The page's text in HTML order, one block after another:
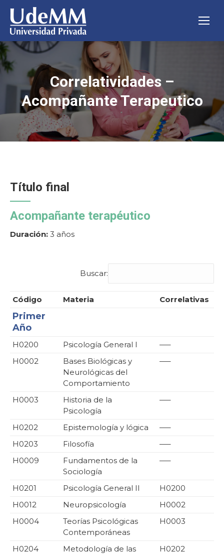
Correlatividades –
Acompañante Terapeutico
Estás aquí:
Título final
Acompañante terapéutico
Duración: 3 años
Buscar:
Código Materia Correlativas
Primer
Año
H0200 Psicología General I
—–
H0002
Bases Biológicas y
Neurológicas del
Comportamiento
—–
H0003
Historia de la
Psicología
—–
H0202 Epistemología y lógica
—–
H0203
Filosofía
—–
H0009
Fundamentos de la
Sociología
—–
H0201 Psicología General II
H0200
H0012
Neuropsicología
H0002
H0004
Teorías Psicológicas
Contemporáneas
H0003
H0204
Metodología de las
H0202